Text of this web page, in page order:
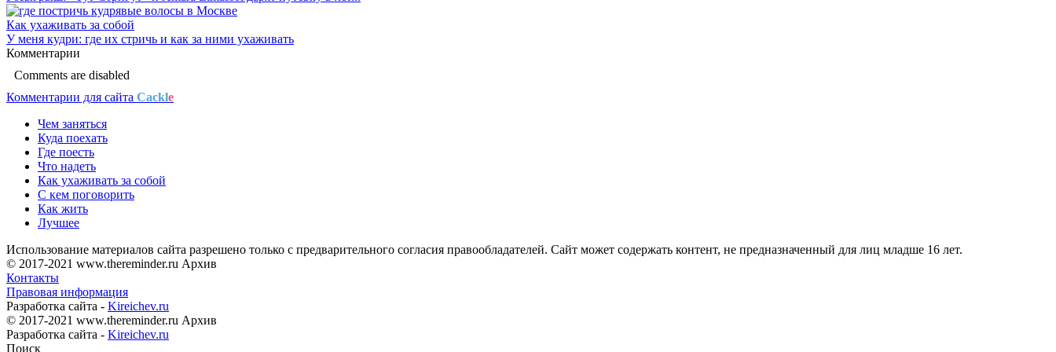
Как ухаживать за собой
У меня кудри: где их стричь и как за ними ухаживать
Комментарии
Comments are disabled
Комментарии для сайта Cackle
Чем заняться
Куда поехать
Где поесть
Что надеть
Как ухаживать за собой
С кем поговорить
Как жить
Лучшее
Использование материалов сайта разрешено только с предварительного согласия правообладателей. Сайт может содержать контент, не предназначенный для лиц младше 16 лет.
© 2017-2021 www.thereminder.ru Архив
Контакты
Правовая информация
Разработка сайта - Kireichev.ru
© 2017-2021 www.thereminder.ru Архив
Разработка сайта - Kireichev.ru
Поиск